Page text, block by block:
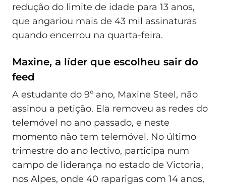
redução do limite de idade para 13 anos,
que angariou mais de 43 mil assinaturas
quando encerrou na quarta-feira.
Maxine, a líder que escolheu sair do
feed
A estudante do 9º ano, Maxine Steel, não
assinou a petição. Ela removeu as redes do
telemóvel no ano passado, e neste
momento não tem telemóvel. No último
trimestre do ano lectivo, participa num
campo de liderança no estado de Victoria,
nos Alpes, onde 40 raparigas com 14 anos,